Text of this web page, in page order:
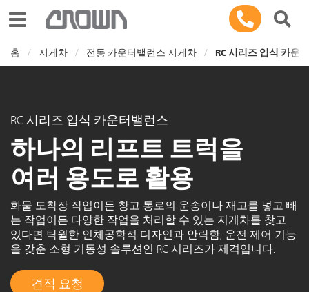
Toggle navigation
홈 지게차 전동 카운터밸런스 지게차 RC 시리즈 입식 카운
RC 시리즈 입식 카운터밸런스
하나의 리프트 트럭을
여러 용도로 활용
화물 도착장 작업이든 창고 통로의 운송이나 재고를 넣고 빼
는 작업이든 다양한 작업을 처리할 수 있는 지게차를 찾고
있다면 탁월한 인체공학적 디자인과 안락함, 운전 제어 기능
을 갖춘 소형 기동성 솔루션인 RC 시리즈가 제격입니다.
견적 요청